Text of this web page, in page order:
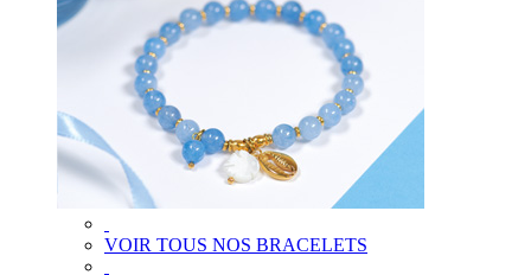
VOIR TOUS NOS BRACELETS